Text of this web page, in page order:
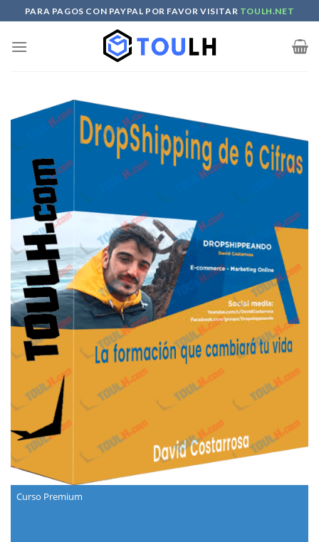
to
content
PARA PAGOS CON PAYPAL POR FAVOR VISITAR TOULH.NET
Curso Premium